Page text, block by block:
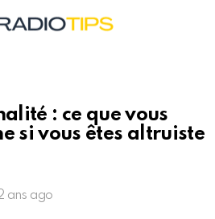
: ce que vous
si vous êtes altruiste
ans ago